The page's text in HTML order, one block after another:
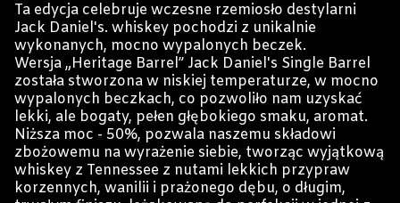
Ta edycja celebruje wczesne rzemiosło destylarni
Jack Daniel's. whiskey pochodzi z unikalnie
wykonanych, mocno wypalonych beczek.
Wersja „Heritage Barrel” Jack Daniel's Single Barrel
została stworzona w niskiej temperaturze, w mocno
wypalonych beczkach, co pozwoliło nam uzyskać
lekki, ale bogaty, pełen głębokiego smaku, aromat.
Niższa moc - 50%, pozwala naszemu składowi
zbożowemu na wyrażenie siebie, tworząc wyjątkową
whiskey z Tennessee z nutami lekkich przypraw
korzennych, wanilii i prażonego dębu, o długim,